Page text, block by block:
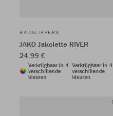
BADSLIPPERS
JAKO Jakolette RIVER
24,99 €
Verkrijgbaar in 4
verschillende
kleuren
Verkrijgbaar in 4
verschillende
kleuren